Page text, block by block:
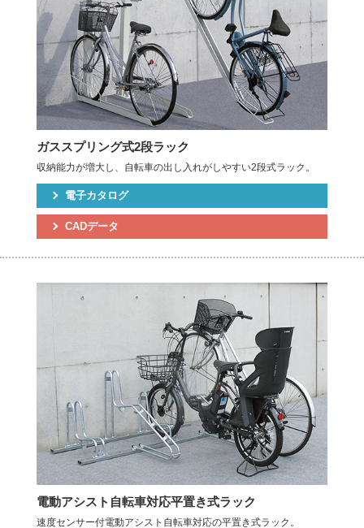
ガススプリング式2段ラック
収納能力が増大し、自転車の出し入れがしやすい2段式ラック。
電子カタログ
CADデータ
電動アシスト自転車対応平置き式ラック
速度センサー付電動アシスト自転車対応の平置き式ラック。